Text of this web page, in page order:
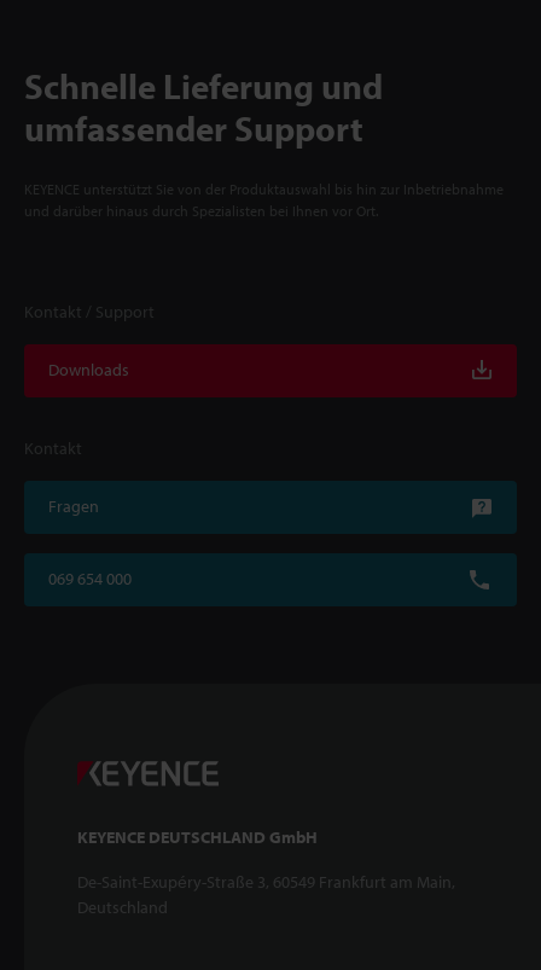
Schnelle Lieferung und
umfassender Support
KEYENCE unterstützt Sie von der Produktauswahl bis hin zur Inbetriebnahme
und darüber hinaus durch Spezialisten bei Ihnen vor Ort.
Kontakt / Support
Downloads
Kontakt
Fragen
069 654 000
KEYENCE DEUTSCHLAND GmbH
De-Saint-Exupéry-Straße 3, 60549 Frankfurt am Main,
Deutschland